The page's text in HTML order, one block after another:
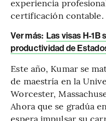
experiencia
certificación contable.
Ver más: Las visas H-1B
productividad de
Este año, Kumar se
de maestría en la
Worcester,
Ahora que se gradúa
espera impulsar su